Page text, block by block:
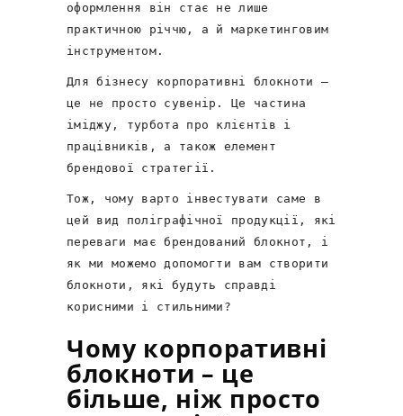
оформлення він стає не лише
практичною річчю, а й маркетинговим
інструментом.
Для бізнесу корпоративні блокноти –
це не просто сувенір. Це частина
іміджу, турбота про клієнтів і
працівників, а також елемент
брендової стратегії.
Тож, чому варто інвестувати саме в
цей вид поліграфічної продукції, які
переваги має брендований блокнот, і
як ми можемо допомогти вам створити
блокноти, які будуть справді
корисними і стильними?
Чому корпоративні
блокноти – це
більше, ніж просто